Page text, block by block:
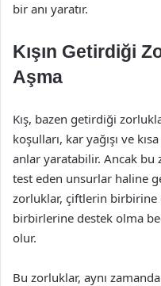
bir anı yaratır.
Kışın Getirdiği
Aşma
Kış, bazen getirdiği
koşulları, kar yağışı ve
anlar yaratabilir. Ancak bu
test eden unsurlar haline
zorluklar, çiftlerin birbirine
birbirlerine destek olma
olur.
Bu zorluklar, aynı